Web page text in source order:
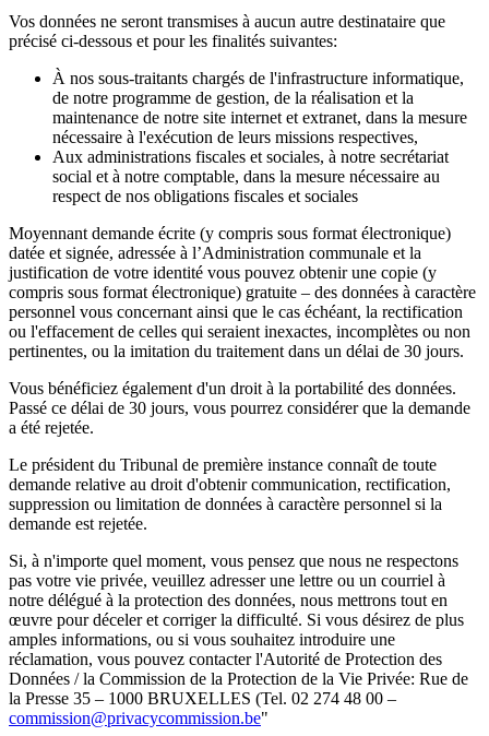
Vos données ne seront transmises à aucun autre destinataire que
précisé ci-dessous et pour les finalités suivantes:
À nos sous-traitants chargés de l'infrastructure informatique,
de notre programme de gestion, de la réalisation et la
maintenance de notre site internet et extranet, dans la mesure
nécessaire à l'exécution de leurs missions respectives,
Aux administrations fiscales et sociales, à notre secrétariat
social et à notre comptable, dans la mesure nécessaire au
respect de nos obligations fiscales et sociales
Moyennant demande écrite (y compris sous format électronique)
datée et signée, adressée à l’Administration communale et la
justification de votre identité vous pouvez obtenir une copie (y
compris sous format électronique) gratuite – des données à caractère
personnel vous concernant ainsi que le cas échéant, la rectification
ou l'effacement de celles qui seraient inexactes, incomplètes ou non
pertinentes, ou la imitation du traitement dans un délai de 30 jours.
Vous bénéficiez également d'un droit à la portabilité des données.
Passé ce délai de 30 jours, vous pourrez considérer que la demande
a été rejetée.
Le président du Tribunal de première instance connaît de toute
demande relative au droit d'obtenir communication, rectification,
suppression ou limitation de données à caractère personnel si la
demande est rejetée.
Si, à n'importe quel moment, vous pensez que nous ne respectons
pas votre vie privée, veuillez adresser une lettre ou un courriel à
notre délégué à la protection des données, nous mettrons tout en
œuvre pour déceler et corriger la difficulté. Si vous désirez de plus
amples informations, ou si vous souhaitez introduire une
réclamation, vous pouvez contacter l'Autorité de Protection des
Données / la Commission de la Protection de la Vie Privée: Rue de
la Presse 35 – 1000 BRUXELLES (Tel. 02 274 48 00 –
commission@privacycommission.be"